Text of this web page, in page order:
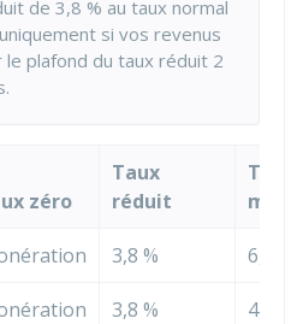
de 3,8 % au taux normal
si vos revenus
plafond du taux réduit 2
zéro
Taux
réduit
Taux
3,8 % 6,6 %
3,8 % 4,2 %